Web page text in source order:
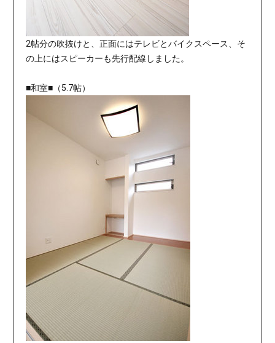
2帖分の吹抜けと、正面にはテレビとバイクスペース、そ
の上にはスピーカーも先行配線しました。
■和室■（5.7帖）